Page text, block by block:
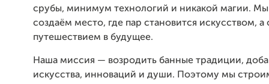
срубы, минимум технологий и никакой магии.
создаём место, где пар становится искусством,
путешествием в будущее.
Наша миссия — возродить банные традиции,
искусства, инноваций и души. Поэтому мы